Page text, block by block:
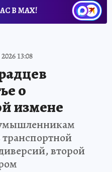
В МАХ!
13:08
о
измене
второй